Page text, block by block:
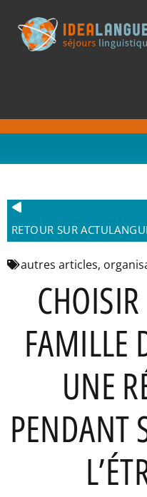
RETOUR SUR
autres articles,
FAMILLE
UNE
PENDANT